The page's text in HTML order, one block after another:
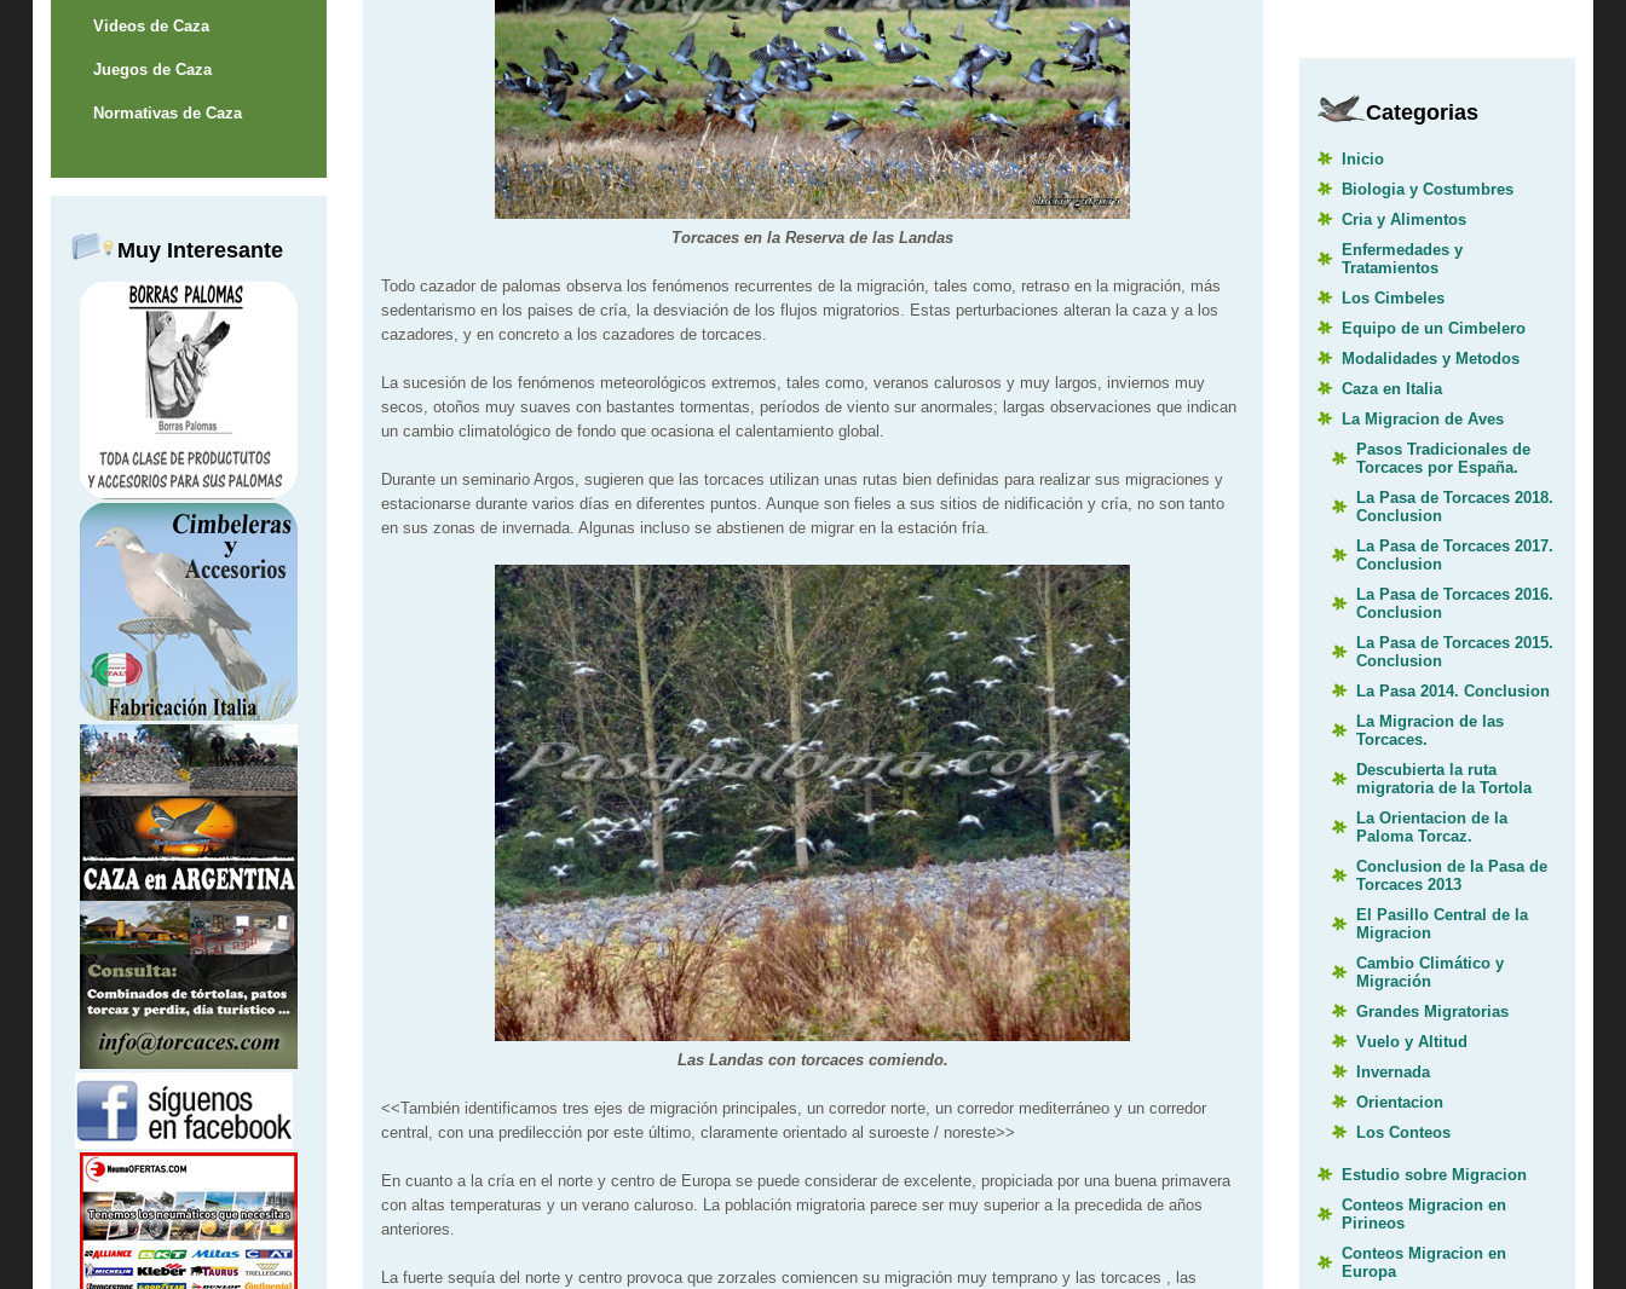
Videos de Caza
Juegos de Caza
Normativas de Caza
Muy Interesante
Torcaces en la Reserva de las Landas
Todo cazador de palomas observa los fenómenos recurrentes de la migración, tales como, retraso en la migración, más
sedentarismo en los paises de cría, la desviación de los flujos migratorios. Estas perturbaciones alteran la caza y a los
cazadores, y en concreto a los cazadores de torcaces.
La sucesión de los fenómenos meteorológicos extremos, tales como, veranos calurosos y muy largos, inviernos muy
secos, otoños muy suaves con bastantes tormentas, períodos de viento sur anormales; largas observaciones que indican
un cambio climatológico de fondo que ocasiona el calentamiento global.
Durante un seminario Argos, sugieren que las torcaces utilizan unas rutas bien definidas para realizar sus migraciones y
estacionarse durante varios días en diferentes puntos. Aunque son fieles a sus sitios de nidificación y cría, no son tanto
en sus zonas de invernada. Algunas incluso se abstienen de migrar en la estación fría.
Las Landas con torcaces comiendo.
<<También identificamos tres ejes de migración principales, un corredor norte, un corredor mediterráneo y un corredor
central, con una predilección por este último, claramente orientado al suroeste / noreste>>
En cuanto a la cría en el norte y centro de Europa se puede considerar de excelente, propiciada por una buena primavera
con altas temperaturas y un verano caluroso. La población migratoria parece ser muy superior a la precedida de años
anteriores.
La fuerte sequía del norte y centro provoca que zorzales comiencen su migración muy temprano y las torcaces , las
Categorias
Inicio
Biologia y Costumbres
Cria y Alimentos
Enfermedades y
Tratamientos
Los Cimbeles
Equipo de un Cimbelero
Modalidades y Metodos
Caza en Italia
La Migracion de Aves
Pasos Tradicionales de
Torcaces por España.
La Pasa de Torcaces 2018.
Conclusion
La Pasa de Torcaces 2017.
Conclusion
La Pasa de Torcaces 2016.
Conclusion
La Pasa de Torcaces 2015.
Conclusion
La Pasa 2014. Conclusion
La Migracion de las
Torcaces.
Descubierta la ruta
migratoria de la Tortola
La Orientacion de la
Paloma Torcaz.
Conclusion de la Pasa de
Torcaces 2013
El Pasillo Central de la
Migracion
Cambio Climático y
Migración
Grandes Migratorias
Vuelo y Altitud
Invernada
Orientacion
Los Conteos
Estudio sobre Migracion
Conteos Migracion en
Pirineos
Conteos Migracion en
Europa